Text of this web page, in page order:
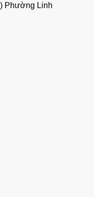
Phường Linh